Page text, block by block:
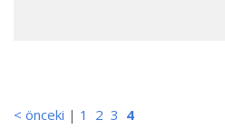
< önceki | 1 2 3 4